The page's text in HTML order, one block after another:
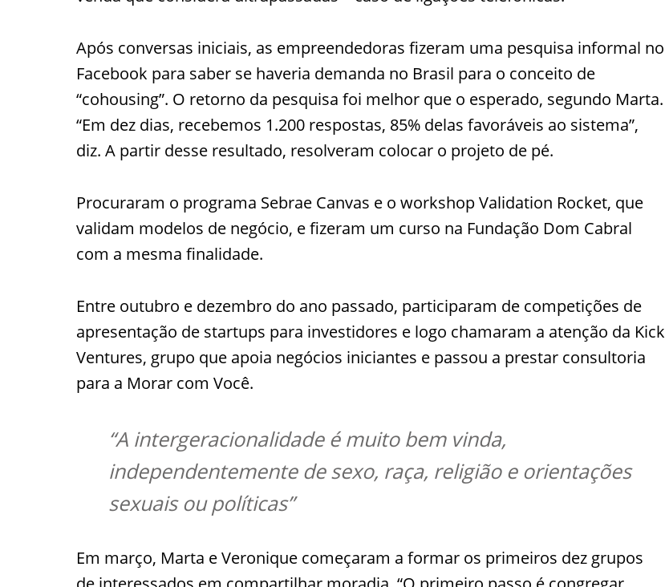
Após conversas iniciais, as empreendedoras fizeram uma pesquisa informal no
Facebook para saber se haveria demanda no Brasil para o conceito de
“cohousing”. O retorno da pesquisa foi melhor que o esperado, segundo Marta.
“Em dez dias, recebemos 1.200 respostas, 85% delas favoráveis ao sistema”,
diz. A partir desse resultado, resolveram colocar o projeto de pé.
Procuraram o programa Sebrae Canvas e o workshop Validation Rocket, que
validam modelos de negócio, e fizeram um curso na Fundação Dom Cabral
com a mesma finalidade.
Entre outubro e dezembro do ano passado, participaram de competições de
apresentação de startups para investidores e logo chamaram a atenção da Kick
Ventures, grupo que apoia negócios iniciantes e passou a prestar consultoria
para a Morar com Você.
“A intergeracionalidade é muito bem vinda,
independentemente de sexo, raça, religião e orientações
sexuais ou políticas”
Em março, Marta e Veronique começaram a formar os primeiros dez grupos